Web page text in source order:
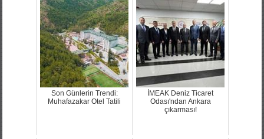
Son Günlerin Trendi:
Muhafazakar Otel Tatili
İMEAK Deniz Ticaret
Odası'ndan Ankara
çıkarması!